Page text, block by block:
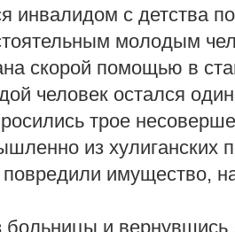
инвалидом с детства
молодым
скорой помощью в
человек остался
трое
из хулиганских
имущество,
больницы и